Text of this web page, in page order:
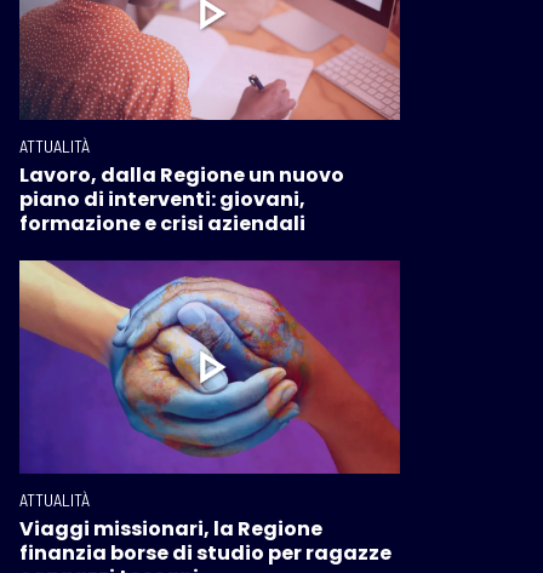
ATTUALITÀ
Lavoro, dalla Regione un nuovo
piano di interventi: giovani,
formazione e crisi aziendali
ATTUALITÀ
Viaggi missionari, la Regione
finanzia borse di studio per ragazze